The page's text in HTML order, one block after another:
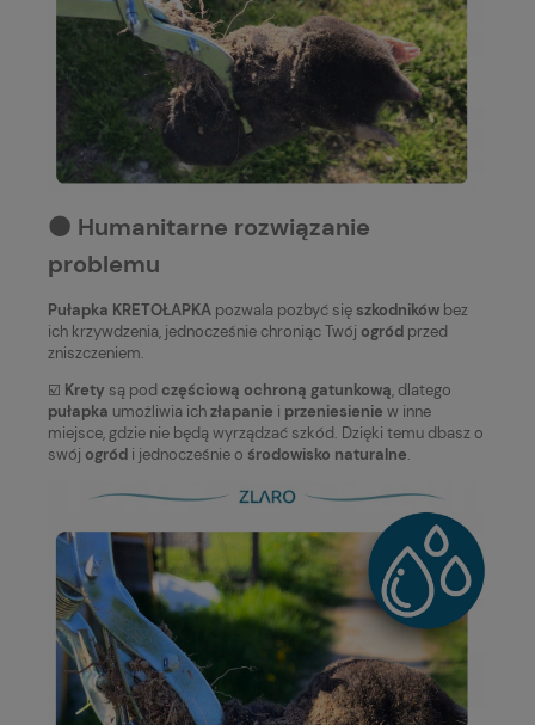
⚫️ Humanitarne rozwiązanie
problemu
Pułapka KRETOŁAPKA pozwala pozbyć się szkodników bez
ich krzywdzenia, jednocześnie chroniąc Twój ogród przed
zniszczeniem.
☑️ Krety są pod częściową ochroną gatunkową, dlatego
pułapka umożliwia ichzłapanie i przeniesienie w inne
miejsce, gdzie nie będą wyrządzać szkód. Dzięki temu dbasz o
swój ogród i jednocześnie o środowisko naturalne.